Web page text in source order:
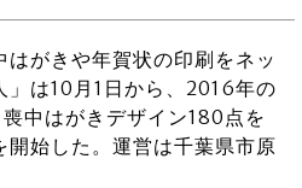
はがきや年賀状の印刷をネッ
」は10月1日から、2016年の
中はがきデザイン180点を
始した。運営は千葉県市原